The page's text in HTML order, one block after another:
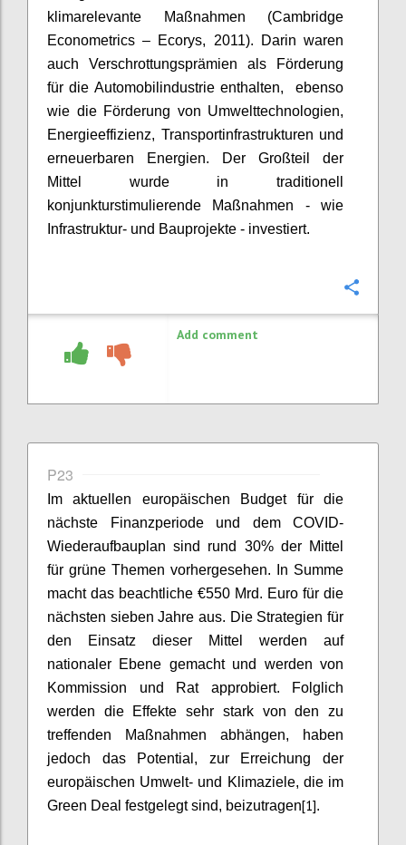
klimarelevante Maßnahmen (Cambridge
Econometrics – Ecorys, 2011). Darin waren
auch Verschrottungsprämien als Förderung
für die Automobilindustrie enthalten,
ebenso
wie die Förderung von Umwelttechnologien,
Energieeffizienz, Transportinfrastrukturen und
erneuerbaren Energien. Der Großteil der
Mittel wurde in traditionell
konjunkturstimulierende Maßnahmen - wie
Infrastruktur- und Bauprojekte - investiert.
Add comment
P23
Im aktuellen europäischen Budget für die
nächste Finanzperiode und dem COVID-
Wiederaufbauplan sind rund 30% der Mittel
für grüne Themen vorhergesehen. In Summe
macht das beachtliche €550 Mrd. Euro für die
nächsten sieben Jahre aus. Die Strategien für
den Einsatz dieser Mittel werden auf
nationaler Ebene gemacht und werden von
Kommission und Rat approbiert. Folglich
werden die Effekte sehr stark von den zu
treffenden Maßnahmen abhängen, haben
jedoch das Potential, zur Erreichung der
europäischen Umwelt- und Klimaziele, die im
Green Deal festgelegt sind, beizutragen[1].